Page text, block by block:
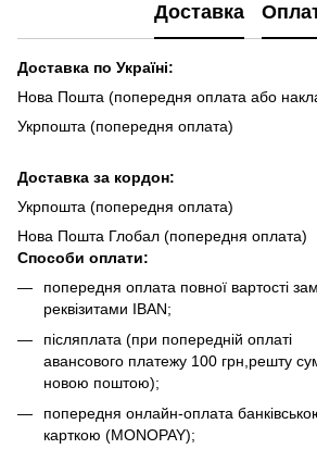
Доставка
Доставка по Україні:
Нова Пошта (попередня оплата або
Укрпошта (попередня оплата)
Доставка за кордон:
Укрпошта (попередня оплата)
Нова Пошта Глобал (попередня оплата)
Способи оплати:
попередня оплата повної вартості
реквізитами IBAN;
післяплата (при попередній оплаті
авансового платежу 100 грн,решту
новою поштою);
попередня онлайн-оплата
карткою (MONOPAY);